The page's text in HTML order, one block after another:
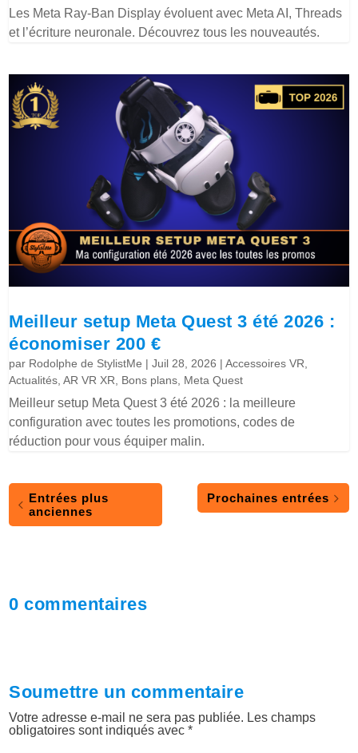
Les Meta Ray-Ban Display évoluent avec Meta AI, Threads
et l’écriture neuronale. Découvrez tous les nouveautés.
Meilleur setup Meta Quest 3 été 2026 :
économiser 200 €
par Rodolphe de StylistMe |Juil 28, 2026 |Accessoires VR
Actualités ,AR VR XR Bons plans Meta Quest
Meilleur setup Meta Quest 3 été 2026 : la meilleure
configuration avec toutes les promotions, codes de
réduction pour vous équiper malin.
Entrées plus
anciennes
Prochaines entrées
0 commentaires
Soumettre un commentaire
Votre adresse e-mail ne sera pas publiée. Les champs
obligatoires sont indiqués avec*